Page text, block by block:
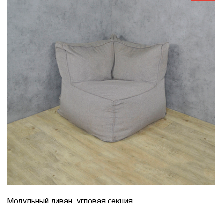
Модульный диван, угловая секция